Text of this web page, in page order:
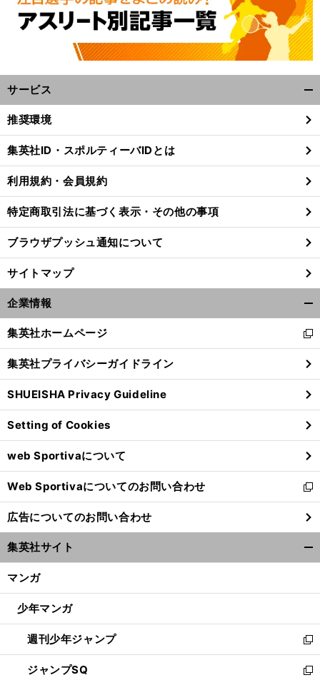
前
サービス
閉
る
推奨環境
集英社ID・スポルティーバIDとは
利用規約・会員規約
特定商取引法に基づく表示・その他の事項
ブラウザプッシュ通知について
サイトマップ
企業情報
閉
る
集英社ホームページ
新
し
い
ウ
ィ
ン
ド
ウ
で
開
く
集英社プライバシーガイドライン
SHUEISHA Privacy Guideline
Setting of Cookies
web Sportivaについて
Web Sportivaについてのお問い合わせ
新
し
い
ウ
ィ
ン
ウ
開
く
広告についてのお問い合わせ
集英社サイト
マンガ
少年マンガ
週刊少年ジャンプ
新
し
い
ジャンプSQ
新